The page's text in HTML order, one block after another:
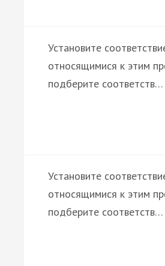
Установите
относящимися к этим
подберите соответств…
Установите
относящимися к этим
подберите соответств…